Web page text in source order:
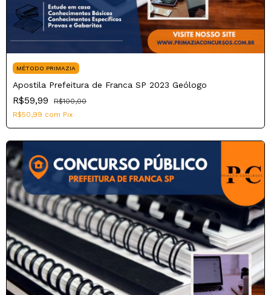
MÉTODO PRIMAZIA
Apostila Prefeitura de Franca SP 2023 Geólogo
R$59,99
R$100,00
R$50,99 com Pix